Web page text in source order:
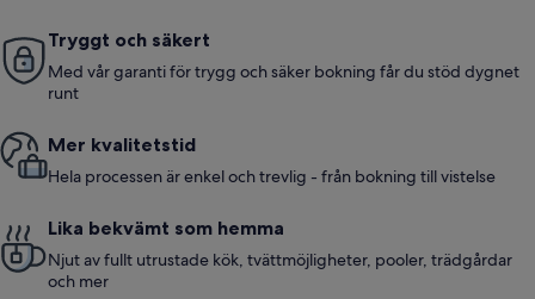
Tryggt och säkert
Med vår garanti för trygg och säker bokning får du stöd dygnet
runt
Mer kvalitetstid
Hela processen är enkel och trevlig - från bokning till vistelse
Lika bekvämt som hemma
Njut av fullt utrustade kök, tvättmöjligheter, pooler, trädgårdar
och mer